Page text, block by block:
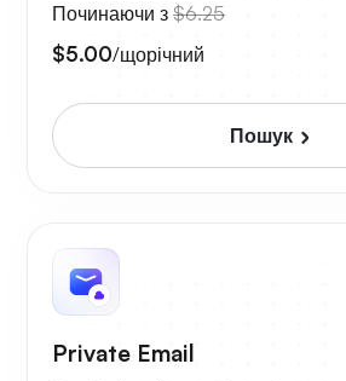
Починаючи з $6.25
$5.00/щорічний
Пошук
Private Email